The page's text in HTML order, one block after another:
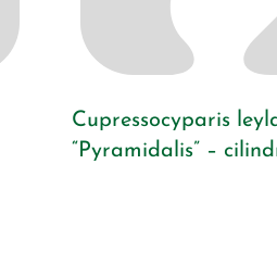
Cupressocyparis
“Pyramidalis” –